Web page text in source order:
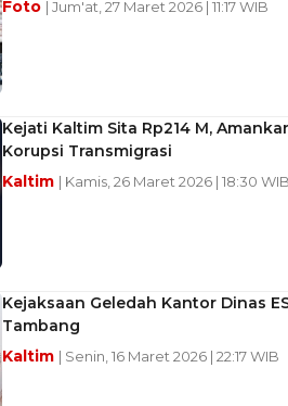
Foto | Jum'at, 27 Maret 2026 | 11:17 WIB
Kejati Kaltim Sita Rp214 M,
Korupsi Transmigrasi
Kaltim | Kamis, 26 Maret 2026 | 18:30 WIB
Kejaksaan Geledah Kantor Dinas
Tambang
Kaltim | Senin, 16 Maret 2026 | 22:17 WIB